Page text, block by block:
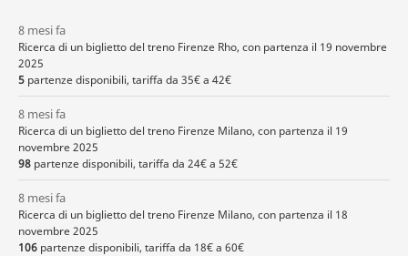
8 mesi fa
Ricerca di un biglietto del treno Firenze Rho, con partenza il 19 novembre
2025
5 partenze disponibili, tariffa da 35€ a 42€
8 mesi fa
Ricerca di un biglietto del treno Firenze Milano, con partenza il 19
novembre 2025
98 partenze disponibili, tariffa da 24€ a 52€
8 mesi fa
Ricerca di un biglietto del treno Firenze Milano, con partenza il 18
novembre 2025
106 partenze disponibili, tariffa da 18€ a 60€